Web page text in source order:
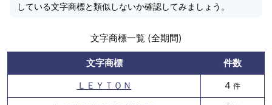
している文字商標と類似しないか確認してみましょう。
文字商標一覧 (全期間)
文字商標
件数
ＬＥＹＴＯＮ
4 件